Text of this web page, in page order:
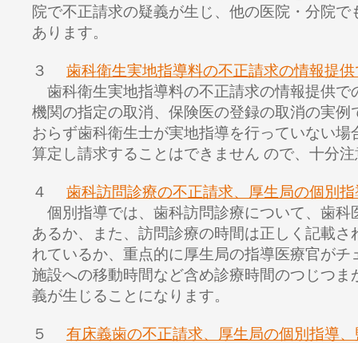
院で不正請求の疑義が生じ、他の医院・分院
あります。
３ 歯科衛生実地指導料の不正請求の情報提
歯科衛生実地指導料の不正請求の情報提供で
機関の指定の取消、保険医の登録の取消の実
おらず歯科衛生士が実地指導を行っていない
算定し請求することはできません ので、十分
４ 歯科訪問診療の不正請求、厚生局の個別
個別指導では、歯科訪問診療について、歯科
あるか、また、訪問診療の時間は正しく記載
れているか、重点的に厚生局の指導医療官が
施設への移動時間など含め診療時間のつじつ
義が生じることになります。
５ 有床義歯の不正請求、厚生局の個別指導